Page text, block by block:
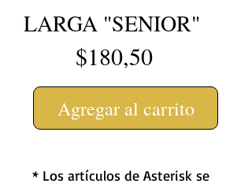
$180,50
LARGA "SENIOR"
Agregar al carrito
* Los artículos de Asterisk se